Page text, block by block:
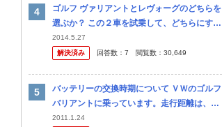
ゴルフ ヴァリアントとレヴォーグのどちらを
選ぶか？ この２車を試乗して、どちらにする
か迷っていますが、皆さんのご意見を下さ
い。 当方の選択基準は、①高速安定性／静寂
2014.5.27
解決済み
回答数： 7 閲覧数： 30,649
バッテリーの交換時期について ＶＷのゴルフ
バリアントに乗っています。走行距離は、週
末乗りで現在15000ｋｍです。３月に３年目
2011.1.24